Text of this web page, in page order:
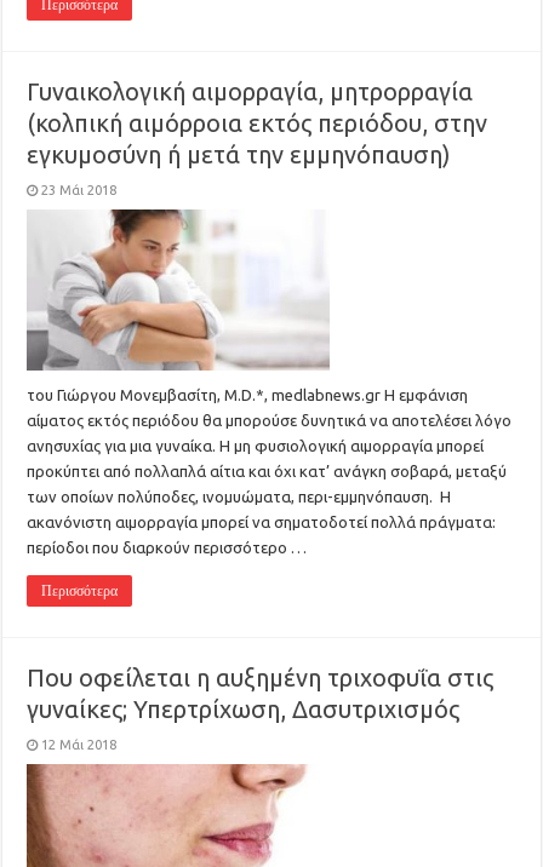
Περισσότερα
Γυναικολογική αιμορραγία, μητρορραγία
(κολπική αιμόρροια εκτός περιόδου, στην
εγκυμοσύνη ή μετά την εμμηνόπαυση)
23 Μάι 2018
του Γιώργου Μονεμβασίτη, M.D.*, medlabnews.gr Η εμφάνιση
αίματος εκτός περιόδου θα μπορούσε δυνητικά να αποτελέσει λόγο
ανησυχίας για μια γυναίκα. Η μη φυσιολογική αιμορραγία μπορεί
προκύπτει από πολλαπλά αίτια και όχι κατ’ ανάγκη σοβαρά, μεταξύ
των οποίων πολύποδες, ινομυώματα, περι-εμμηνόπαυση. Η
ακανόνιστη αιμορραγία μπορεί να σηματοδοτεί πολλά πράγματα:
περίοδοι που διαρκούν περισσότερο …
Περισσότερα
Που οφείλεται η αυξημένη τριχοφυΐα στις
γυναίκες; Υπερτρίχωση, Δασυτριχισμός
12 Μάι 2018